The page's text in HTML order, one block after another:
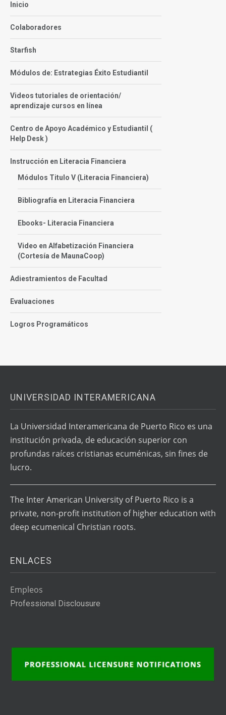
Inicio
Colaboradores
Starfish
Módulos de: Estrategias Éxito Estudiantil
Videos tutoriales de orientación/
aprendizaje cursos en línea
Centro de Apoyo Académico y Estudiantil (
Help Desk )
Instrucción en Literacia Financiera
Módulos Titulo V (Literacia Financiera)
Bibliografía en Literacia Financiera
Ebooks- Literacia Financiera
Video en Alfabetización Financiera
(Cortesía de MaunaCoop)
Adiestramientos de Facultad
Evaluaciones
Logros Programáticos
UNIVERSIDAD INTERAMERICANA
La Universidad Interamericana de Puerto Rico es una
institución privada, de educación superior con
profundas raíces cristianas ecuménicas, sin fines de
lucro.
The Inter American University of Puerto Rico is a
private, non-profit institution of higher education with
deep ecumenical Christian roots.
ENLACES
Empleos
Professional Disclousure